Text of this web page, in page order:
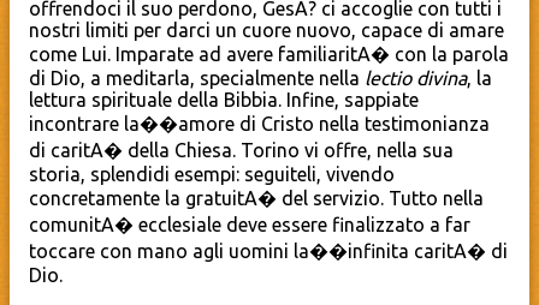
offrendoci il suo perdono, GesA? ci accoglie con tutti i
nostri limiti per darci un cuore nuovo, capace di amare
come Lui. Imparate ad avere familiaritA� con la parola
di Dio, a meditarla, specialmente nella lectio divina, la
lettura spirituale della Bibbia. Infine, sappiate
incontrare la��amore di Cristo nella testimonianza
di caritA� della Chiesa. Torino vi offre, nella sua
storia, splendidi esempi: seguiteli, vivendo
concretamente la gratuitA� del servizio. Tutto nella
comunitA� ecclesiale deve essere finalizzato a far
toccare con mano agli uomini la��infinita caritA� di
Dio.